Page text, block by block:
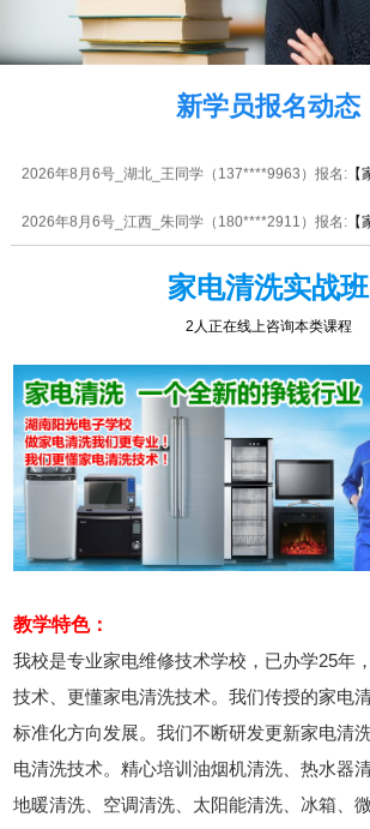
新学员报名动态
2026年8月6号_重庆_李同学（134****5243）报名:
2026年8月6号_河南_潘同学（159****2390）报名:【
2026年8月6号_安徽_钟同学（180****7447）报名:【
家电清洗实战班
2人正在线上咨询本类课程
教学特色：
我校是专业家电维修技术学校，已办学25年
技术、更懂家电清洗技术。我们传授的家电
标准化方向发展。我们不断研发更新家电清
电清洗技术。精心培训油烟机清洗、热水器
地暖清洗、空调清洗、太阳能清洗、冰箱、